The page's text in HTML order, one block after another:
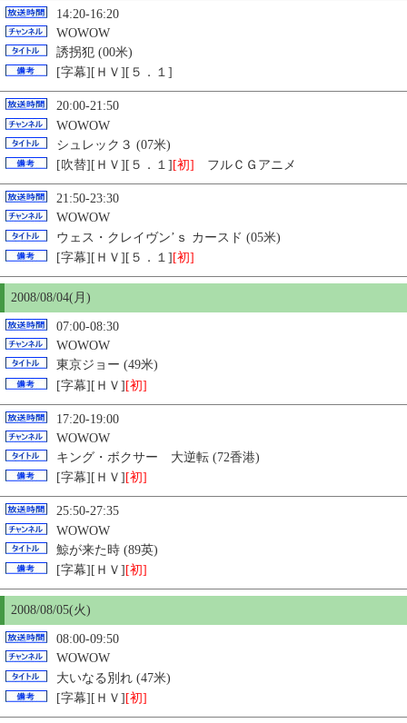
14:20-16:20
WOWOW
誘拐犯 (00米)
[字幕][ＨＶ][５．１]
20:00-21:50
WOWOW
シュレック３ (07米)
[吹替][ＨＶ][５．１] [初] フルＣＧアニメ
21:50-23:30
WOWOW
ウェス・クレイヴン’ｓ カースド (05米)
[字幕][ＨＶ][５．１] [初]
2008/08/04(月)
07:00-08:30
WOWOW
東京ジョー (49米)
[字幕][ＨＶ][初]
17:20-19:00
WOWOW
キング・ボクサー 大逆転 (72香港)
[字幕][ＨＶ] [初]
25:50-27:35
WOWOW
鯨が来た時 (89英)
[字幕][ＨＶ] [初]
2008/08/05(火)
08:00-09:50
WOWOW
大いなる別れ (47米)
[字幕][ＨＶ] [初]